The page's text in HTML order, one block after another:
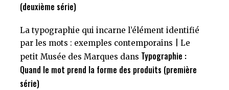
(deuxième série)
La typographie qui incarne l’élément identifié
par les mots : exemples contemporains | Le
petit Musée des Marques dans Typographie :
Quand le mot prend la forme des produits (première
série)